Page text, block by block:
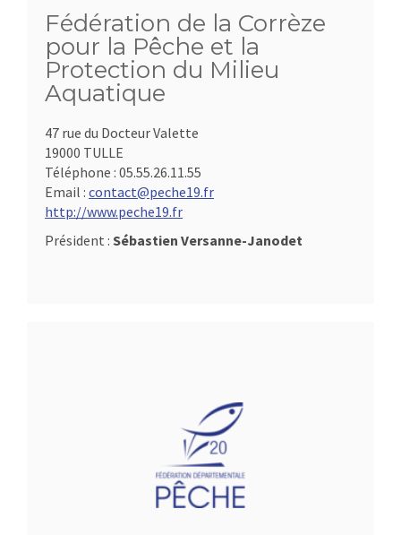
Fédération de la Corrèze
pour la Pêche et la
Protection du Milieu
Aquatique
47 rue du Docteur Valette
19000 TULLE
Téléphone : 05.55.26.11.55
Email : contact@peche19.fr
http://www.peche19.fr
Président : Sébastien Versanne-Janodet